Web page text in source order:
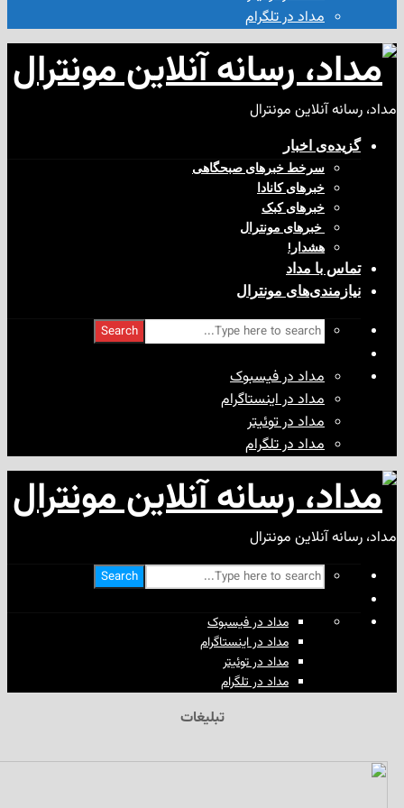
مداد در تلگرام
مونترال
اخبار
سرخط خبرهای صبحگاهی
خبرهای کانادا
خبرهای کبک
‌ خبرهای مونترال
مداد
مونترال
Search
مداد در فیسبوک
مداد در اینستاگرام
مداد در توئیتر
مداد در تلگرام
مونترال
Search
مداد در فیسبوک
مداد در اینستاگرام
مداد در توئیتر
مداد در تلگرام